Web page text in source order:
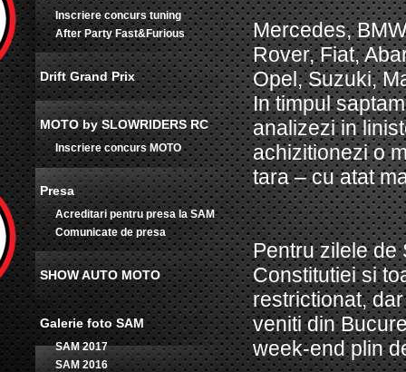
Inscriere concurs tuning
After Party Fast&Furious
Drift Grand Prix
MOTO by SLOWRIDERS RC
Inscriere concurs MOTO
Presa
Acreditari pentru presa la SAM
Comunicate de presa
SHOW AUTO MOTO
Galerie foto SAM
SAM 2017
SAM 2016
Mercedes,
Rover, Fiat,
Opel, Suzuki,
In timpul
analizezi in
achizitionezi o
tara – cu atat
Pentru zilele de
Constitutiei si
restrictionat,
veniti din
week-end plin